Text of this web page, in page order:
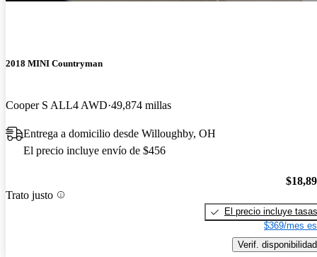
2018 MINI Countryman
Cooper S ALL4 AWD 49,874 millas
Entrega a domicilio desde Willoughby, OH
El precio incluye envío de $456
Trato justo
El precio incluye tasas
$369/mes
Verif. disponibilidad